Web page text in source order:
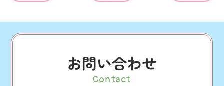
お問い合わせ
Contact